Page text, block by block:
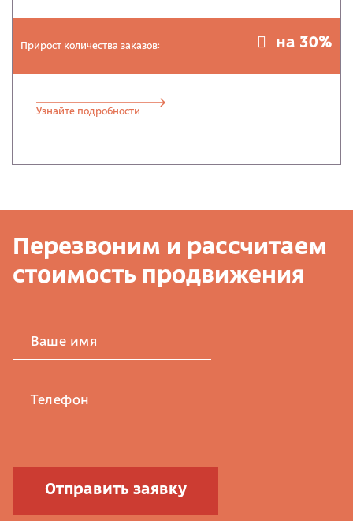
Прирост количества заказов: на 30%
Узнайте подробности
Перезвоним и рассчитаем
стоимость продвижения
Ваше имя
Телефон
Отправить заявку